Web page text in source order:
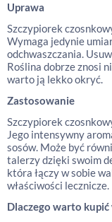
Uprawa
Szczypiorek
Wymaga jedynie
odchwaszczania.
Roślina dobrze znosi
warto ją lekko okryć.
Zastosowanie
Szczypiorek
Jego intensywny
sosów. Może być
talerzy dzięki swoim
która łączy w sobie
właściwości lecznicze.
Dlaczego warto